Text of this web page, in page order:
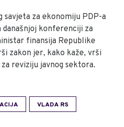
savjeta za ekonomiju PDP-a
konferenciji za
finansija Republike
zakon jer, kako kaže, vrši
reviziju javnog sektora.
VLADA RS